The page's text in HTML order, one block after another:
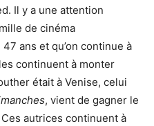
Il y a une attention
de cinéma
ans et qu’on continue à
continuent à monter
était à Venise, celui
, vient de gagner le
autrices continuent à